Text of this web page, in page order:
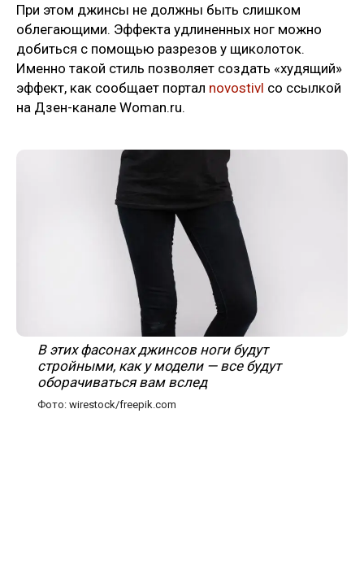
При этом джинсы не должны быть слишком
облегающими. Эффекта удлиненных ног можно
добиться с помощью разрезов у щиколоток.
Именно такой стиль позволяет создать «худящий»
эффект, как сообщает портал novostivl со ссылкой
на Дзен-канале Woman.ru.
В этих фасонах джинсов ноги будут
стройными, как у модели — все будут
оборачиваться вам вслед
Фото: wirestock/freepik.com